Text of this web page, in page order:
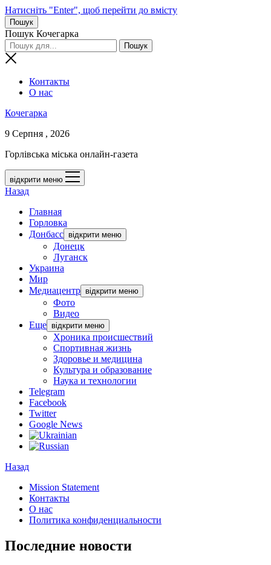
Натисніть "Enter", щоб перейти до вмісту
Пошук
Пошук Кочегарка
Контакты
О нас
Кочегарка
9 Серпня , 2026
Горлівська міська онлайн-газета
відкрити меню
Назад
Главная
Горловка
Донбасс відкрити меню
Донецк
Луганск
Украина
Мир
Медиацентр відкрити меню
Фото
Видео
Еще відкрити меню
Хроника происшествий
Спортивная жизнь
Здоровье и медицина
Культура и образование
Наука и технологии
Telegram
Facebook
Twitter
Google News
Назад
Mission Statement
Контакты
О нас
Политика конфиденциальности
Последние новости